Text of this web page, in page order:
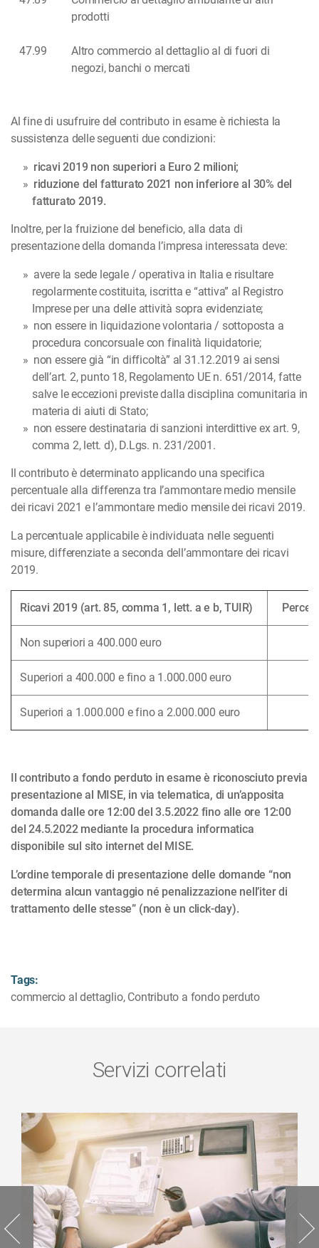
prodotti
47.99
Altro commercio al dettaglio al di fuori di
negozi, banchi o mercati
Al fine di usufruire del contributo in esame è richiesta la
sussistenza delle seguenti due condizioni:
ricavi 2019 non superiori a Euro 2 milioni;
riduzione del fatturato 2021 non inferiore al 30% del
fatturato 2019.
Inoltre, per la fruizione del beneficio, alla data di
presentazione della domanda l’impresa interessata deve:
avere la sede legale / operativa in Italia e risultare
regolarmente costituita, iscritta e “attiva” al Registro
Imprese per una delle attività sopra evidenziate;
non essere in liquidazione volontaria / sottoposta a
procedura concorsuale con finalità liquidatorie;
non essere già “in difficoltà” al 31.12.2019 ai sensi
dell’art. 2, punto 18, Regolamento UE n. 651/2014, fatte
salve le eccezioni previste dalla disciplina comunitaria in
materia di aiuti di Stato;
non essere destinataria di sanzioni interdittive ex art. 9,
comma 2, lett. d), D.Lgs. n. 231/2001.
Il contributo è determinato applicando una specifica
percentuale alla differenza tra l’ammontare medio mensile
dei ricavi 2021 e l’ammontare medio mensile dei ricavi 2019.
La percentuale applicabile è individuata nelle seguenti
misure, differenziate a seconda dell’ammontare dei ricavi
2019.
Ricavi 2019 (art. 85, comma 1, lett. a e b, TUIR)
Non superiori a 400.000 euro
Superiori a 400.000 e fino a 1.000.000 euro
Superiori a 1.000.000 e fino a 2.000.000 euro
Il contributo a fondo perduto in esame è riconosciuto previa
presentazione al MISE, in via telematica, di un’apposita
domanda dalle ore 12:00 del 3.5.2022 fino alle ore 12:00
del 24.5.2022 mediante la procedura informatica
disponibile sul sito internet del MISE.
L’ordine temporale di presentazione delle domande “non
determina alcun vantaggio né penalizzazione nell’iter di
trattamento delle stesse” (non è un click-day).
Tags:
commercio al dettaglio, Contributo a fondo perduto
Servizi correlati